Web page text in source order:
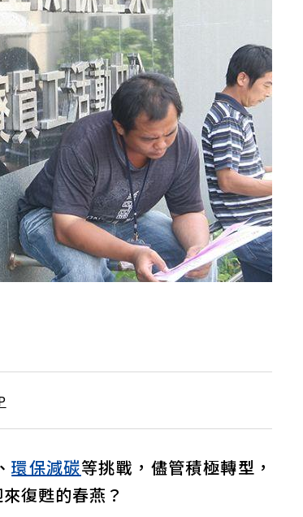
環保減碳等挑戰，儘管積極轉型，
復甦的春燕？